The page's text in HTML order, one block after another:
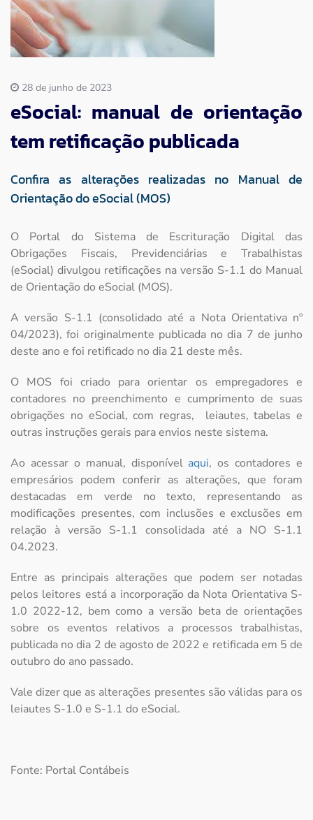
Imprensa
Contato
28 de junho de 2023
eSocial: manual de orientação
tem retificação publicada
Confira as alterações realizadas no Manual de
Orientação do eSocial (MOS)
O Portal do Sistema de Escrituração Digital das
Obrigações Fiscais, Previdenciárias e Trabalhistas
(eSocial) divulgou retificações na versão S-1.1 do Manual
de Orientação do eSocial (MOS).
A versão S-1.1 (consolidado até a Nota Orientativa nº
04/2023), foi originalmente publicada no dia 7 de junho
deste ano e foi retificado no dia 21 deste mês.
O MOS foi criado para orientar os empregadores e
contadores no preenchimento e cumprimento de suas
obrigações no eSocial, com regras, leiautes, tabelas e
outras instruções gerais para envios neste sistema.
Ao acessar o manual, disponível aqui, os contadores e
empresários podem conferir as alterações, que foram
destacadas em verde no texto, representando as
modificações presentes, com inclusões e exclusões em
relação à versão S-1.1 consolidada até a NO S-1.1
04.2023.
Entre as principais alterações que podem ser notadas
pelos leitores está a incorporação da Nota Orientativa S-
1.0 2022-12, bem como a versão beta de orientações
sobre os eventos relativos a processos trabalhistas,
publicada no dia 2 de agosto de 2022 e retificada em 5 de
outubro do ano passado.
Vale dizer que as alterações presentes são válidas para os
leiautes S-1.0 e S-1.1 do eSocial.
Fonte: Portal Contábeis